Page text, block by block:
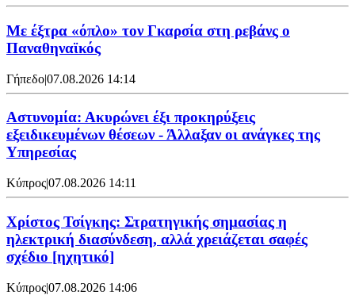
Mε έξτρα «όπλο» τον Γκαρσία στη ρεβάνς ο
Παναθηναϊκός
Γήπεδο|07.08.2026 14:14
Αστυνομία: Ακυρώνει έξι προκηρύξεις
εξειδικευμένων θέσεων - Άλλαξαν οι ανάγκες της
Υπηρεσίας
Κύπρος|07.08.2026 14:11
Χρίστος Τσίγκης: Στρατηγικής σημασίας η
ηλεκτρική διασύνδεση, αλλά χρειάζεται σαφές
σχέδιο [ηχητικό]
Κύπρος|07.08.2026 14:06